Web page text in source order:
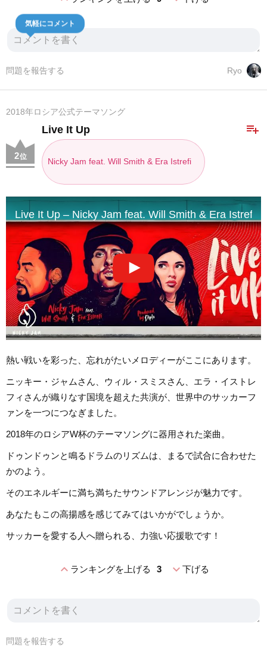
気軽にコメント
Ryo
問題を報告する
2018年ロシア公式テーマソング
playlist_add
Live It Up
Nicky Jam feat. Will Smith & Era Istrefi
2位
Live It Up – Nicky Jam feat. Will Smith & Era Istrefi
熱い戦いを彩った、忘れがたいメロディーがここにあります。
ニッキー・ジャムさん、ウィル・スミスさん、エラ・イストレ
フィさんが織りなす国境を超えた共演が、世界中のサッカーフ
ァンを一つにつなぎました。
2018年のロシアW杯のテーマソングに器用された楽曲。
ドゥンドゥンと鳴るドラムのリズムは、まるで試合に合わせた
かのよう。
そのエネルギーに満ち満ちたサウンドアレンジが魅力です。
あなたもこの高揚感を感じてみてはいかがでしょうか。
サッカーを愛する人へ贈られる、力強い応援歌です！
expand_lessランキングを上げる 3 expand_more下げる
問題を報告する